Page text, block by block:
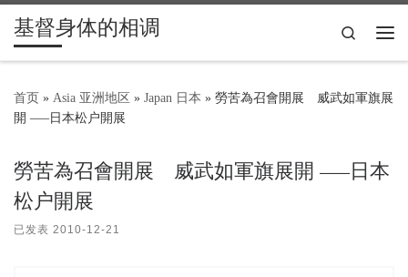
Skip to content
基督身体的相调
Search
首页 » Asia 亚洲地区 » Japan 日本 » 勞苦為召會開展 威武如軍旗展
開 —–日本松户開展
勞苦為召會開展 威武如軍旗展開 —–日本
松户開展
已发表 2010-12-21